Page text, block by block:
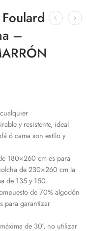
–
y resistente, ideal
ó cama son estilo y
180×260 cm es para
de 230×260 cm la
de 135 y 150.
de 70% algodón
para garantizar
de 30º, no utilizar